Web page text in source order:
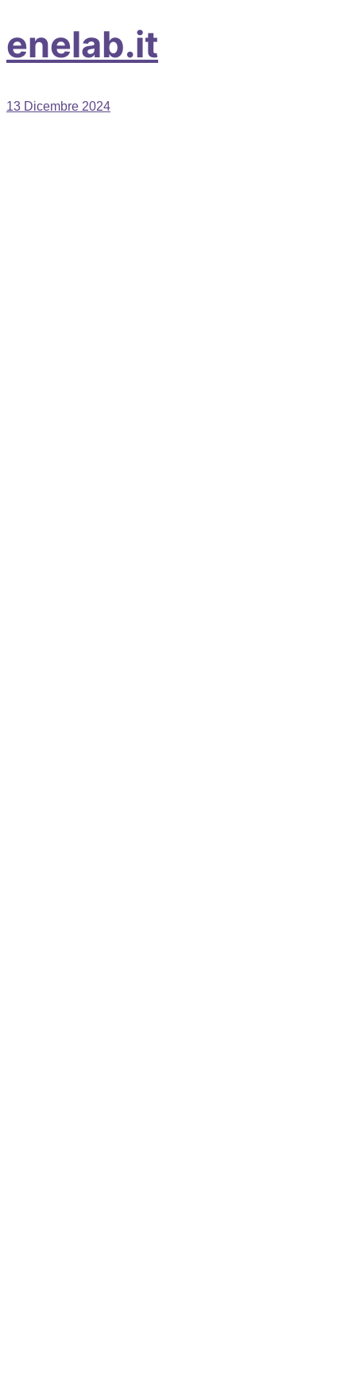
enelab.it
13 Dicembre 2024